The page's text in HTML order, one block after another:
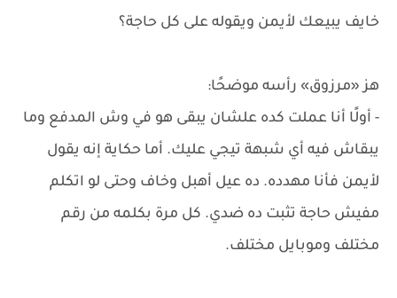
خايف يبيعك لأيمن ويقوله على كل حاجة؟
هز «مرزوق» رأسه موضحًا:
- أولًا أنا عملت كده علشان يبقى هو في وش المدفع وما
يبقاش فيه أي شبهة تيجي عليك. أما حكاية إنه يقول
لأيمن فأنا مهدده. ده عيل أهبل وخاف وحتى لو اتكلم
مفيش حاجة تثبت ده ضدي. كل مرة بكلمه من رقم
مختلف وموبايل مختلف.